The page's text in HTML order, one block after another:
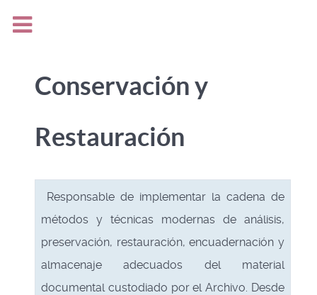
Conservación y
Restauración
Responsable de implementar la cadena de
métodos y técnicas modernas de análisis,
preservación, restauración, encuadernación y
almacenaje adecuados del material
documental custodiado por el Archivo. Desde